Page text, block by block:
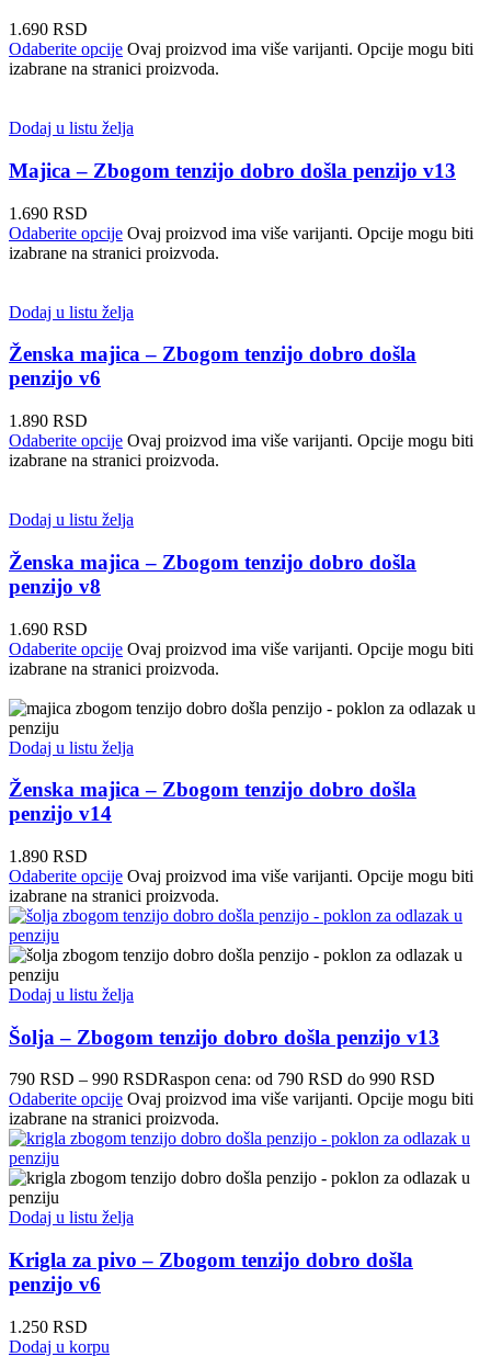
1.690 RSD
Odaberite opcije Ovaj proizvod ima više varijanti. Opcije mogu biti
izabrane na stranici proizvoda.
Dodaj u listu želja
Majica – Zbogom tenzijo dobro došla penzijo v13
1.690 RSD
Odaberite opcije Ovaj proizvod ima više varijanti. Opcije mogu biti
izabrane na stranici proizvoda.
Dodaj u listu želja
Ženska majica – Zbogom tenzijo dobro došla
penzijo v6
1.890 RSD
Odaberite opcije Ovaj proizvod ima više varijanti. Opcije mogu biti
izabrane na stranici proizvoda.
Dodaj u listu želja
Ženska majica – Zbogom tenzijo dobro došla
penzijo v8
1.690 RSD
Odaberite opcije Ovaj proizvod ima više varijanti. Opcije mogu biti
izabrane na stranici proizvoda.
Dodaj u listu želja
Ženska majica – Zbogom tenzijo dobro došla
penzijo v14
1.890 RSD
Odaberite opcije Ovaj proizvod ima više varijanti. Opcije mogu biti
izabrane na stranici proizvoda.
Dodaj u listu želja
Šolja – Zbogom tenzijo dobro došla penzijo v13
790 RSD – 990 RSDRaspon cena: od 790 RSD do 990 RSD
Odaberite opcije Ovaj proizvod ima više varijanti. Opcije mogu biti
izabrane na stranici proizvoda.
Dodaj u listu želja
Krigla za pivo – Zbogom tenzijo dobro došla
penzijo v6
1.250 RSD
Dodaj u korpu